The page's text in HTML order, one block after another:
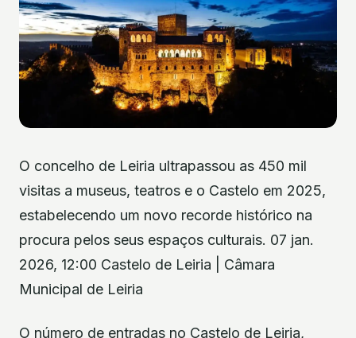
O concelho de Leiria ultrapassou as 450 mil
visitas a museus, teatros e o Castelo em 2025,
estabelecendo um novo recorde histórico na
procura pelos seus espaços culturais. 07 jan.
2026, 12:00 Castelo de Leiria | Câmara
Municipal de Leiria
O número de entradas no Castelo de Leiria,